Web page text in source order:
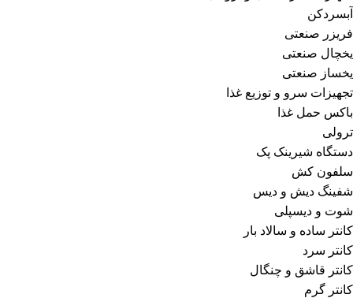
آبسردکن
فریزر صنعتی
یخچال صنعتی
یخساز صنعتی
تجهیزات سرو و توزیع غذا
باکس حمل غذا
ترولی
دستگاه شیرینک پک
سلفون کش
شفینگ دیش و دیس
شوت و دیسپلی
کانتر ساده و سالاد بار
کانتر سرد
کانتر قاشق و چنگال
کانتر گرم